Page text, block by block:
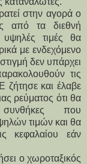
στην αγορά ο
από τα διεθνή
υψηλές τιμές θα
με ενδεχόμενο
δεν υπάρχει
τις
ζήτησε και έλαβε
ρεύματος ότι θα
που
τιμών και θα
κεφαλαίου εάν
ο χωροταξικός